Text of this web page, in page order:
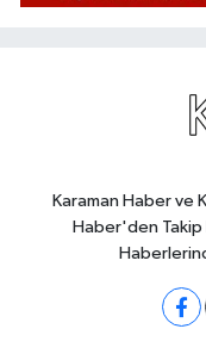
Karaman Haber ve
Haber'den Takip